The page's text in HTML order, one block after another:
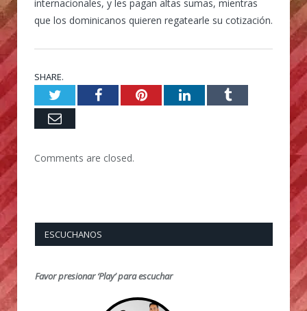
internacionales, y les pagan altas sumas, mientras
que los dominicanos quieren regatearle su cotización.
SHARE.
TwitterFacebookPinterestLinkedInTumblr
Email
Comments are closed.
ESCUCHANOS
Favor presionar ‘Play’ para escuchar